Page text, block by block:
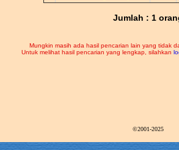
Jumlah : 1
Mungkin masih ada hasil pencarian lain yang tidak
Untuk melihat hasil pencarian yang lengkap, silahkan
©2001-2025